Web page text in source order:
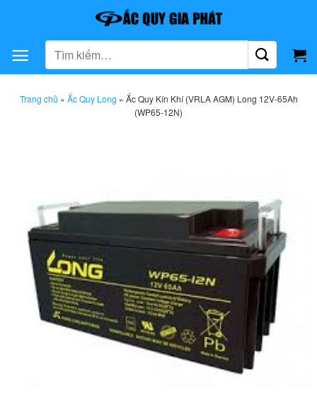
dung
Tìm
kiếm:
Trang chủ » Ắc Quy Long » Ắc Quy Kín Khí (VRLA AGM) Long 12V-65Ah
(WP65-12N)